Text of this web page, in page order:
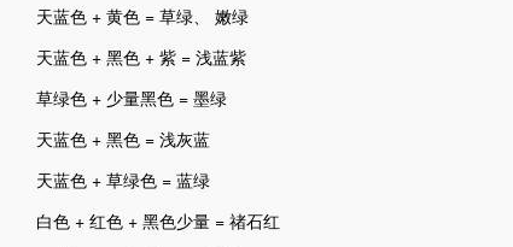
天蓝色 + 黄色 = 草绿、 嫩绿
天蓝色 + 黑色 + 紫 = 浅蓝紫
草绿色 + 少量黑色 = 墨绿
天蓝色 + 黑色 = 浅灰蓝
天蓝色 + 草绿色 = 蓝绿
白色 + 红色 + 黑色少量 = 禇石红